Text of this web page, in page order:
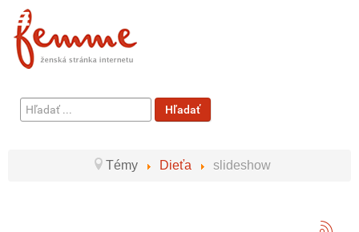
Hľadať
...
Hľadať
Témy Dieťa slideshow